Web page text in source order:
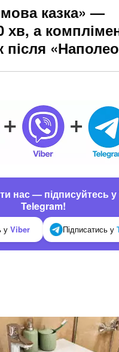
казка» —
хв, а
після
нас — підписуйтесь у
Telegram!
у Viber Підписатись у